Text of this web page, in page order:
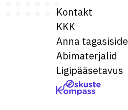
Kontakt
KKK
Anna
Abimaterjalid
Ligipääsetavus